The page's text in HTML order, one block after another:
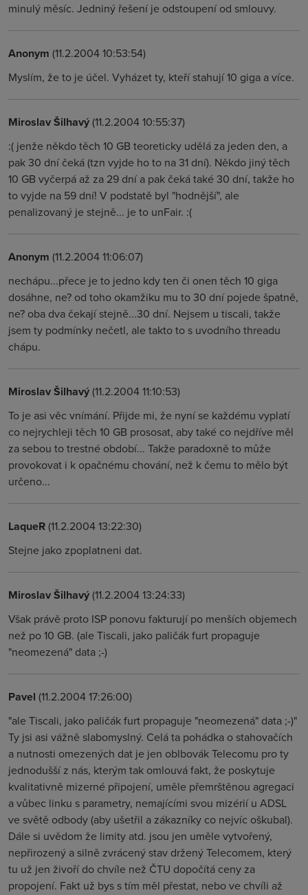
minulý měsíc. Jedniný řešení je odstoupení od smlouvy.
Anonym (11.2.2004 10:53:54)
Myslím, že to je účel. Vyházet ty, kteří stahují 10 giga a více.
Miroslav Šilhavý(11.2.2004 10:55:37)
:( jenže někdo těch 10 GB teoreticky udělá za jeden den, a
pak 30 dní čeká (tzn vyjde ho to na 31 dní). Někdo jiný těch
10 GB vyčerpá až za 29 dní a pak čeká také 30 dní, takže ho
to vyjde na 59 dní! V podstatě byl "hodnější", ale
penalizovaný je stejně... je to unFair. :(
Anonym (11.2.2004 11:06:07)
nechápu...přece je to jedno kdy ten či onen těch 10 giga
dosáhne, ne? od toho okamžiku mu to 30 dní pojede špatně,
ne? oba dva čekají stejně...30 dní. Nejsem u tiscali, takže
jsem ty podmínky nečetl, ale takto to s uvodního threadu
chápu.
Miroslav Šilhavý(11.2.2004 11:10:53)
To je asi věc vnímání. Přijde mi, že nyní se každému vyplatí
co nejrychleji těch 10 GB prososat, aby také co nejdříve měl
za sebou to trestné období... Takže paradoxně to může
provokovat i k opačnému chování, než k čemu to mělo být
určeno...
LaqueR(11.2.2004 13:22:30)
Stejne jako zpoplatneni dat.
Miroslav Šilhavý(11.2.2004 13:24:33)
Však právě proto ISP ponovu fakturují po menších objemech
než po 10 GB. (ale Tiscali, jako paličák furt propaguje
"neomezená" data ;-)
Pavel (11.2.2004 17:26:00)
"ale Tiscali, jako paličák furt propaguje "neomezená" data ;-)"
Ty jsi asi vážně slabomyslný. Celá ta pohádka o stahovačích
a nutnosti omezených dat je jen oblbovák Telecomu pro ty
jednodušší z nás, kterým tak omlouvá fakt, že poskytuje
kvalitativně mizerné připojení, uměle přemrštěnou agregaci
a vůbec linku s parametry, nemajícími svou mizérií u ADSL
ve světě odbody (aby ušetřil a zákazníky co nejvíc oškubal).
Dále si uvědom že limity atd. jsou jen uměle vytvořený,
nepřirozený a silně zvrácený stav držený Telecomem, který
tu už jen živoří do chvíle než ČTU dopočítá ceny za
propojení. Fakt už bys s tím měl přestat, nebo ve chvíli až